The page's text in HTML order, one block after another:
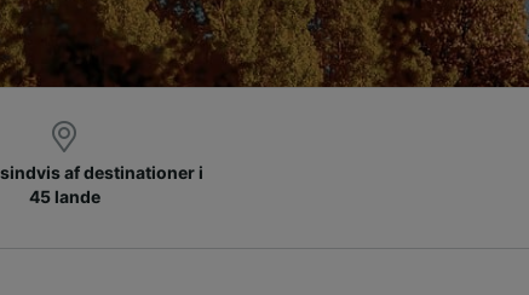
af destinationer i
45 lande